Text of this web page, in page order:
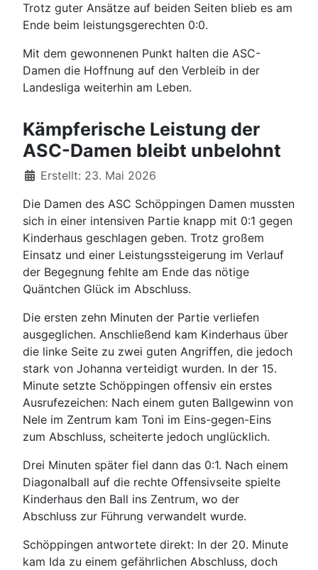
Trotz guter Ansätze auf beiden Seiten blieb es am
Ende beim leistungsgerechten 0:0.
Mit dem gewonnenen Punkt halten die ASC-
Damen die Hoffnung auf den Verbleib in der
Landesliga weiterhin am Leben.
Kämpferische Leistung der
ASC-Damen bleibt unbelohnt
DetailsErstellt: 23. Mai 2026
Die Damen des ASC Schöppingen Damen mussten
sich in einer intensiven Partie knapp mit 0:1 gegen
Kinderhaus geschlagen geben. Trotz großem
Einsatz und einer Leistungssteigerung im Verlauf
der Begegnung fehlte am Ende das nötige
Quäntchen Glück im Abschluss.
Die ersten zehn Minuten der Partie verliefen
ausgeglichen. Anschließend kam Kinderhaus über
die linke Seite zu zwei guten Angriffen, die jedoch
stark von Johanna verteidigt wurden. In der 15.
Minute setzte Schöppingen offensiv ein erstes
Ausrufezeichen: Nach einem guten Ballgewinn von
Nele im Zentrum kam Toni im Eins-gegen-Eins
zum Abschluss, scheiterte jedoch unglücklich.
Drei Minuten später fiel dann das 0:1. Nach einem
Diagonalball auf die rechte Offensivseite spielte
Kinderhaus den Ball ins Zentrum, wo der
Abschluss zur Führung verwandelt wurde.
Schöppingen antwortete direkt: In der 20. Minute
kam Ida zu einem gefährlichen Abschluss, doch